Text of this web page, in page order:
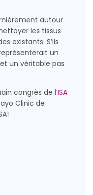
autour
les tissus
existants. S’ils
un
un véritable pas
congrès de l’ISA
Clinic de